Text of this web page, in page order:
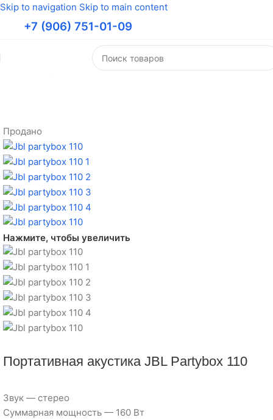
Skip to navigation Skip to main content
+7 (906) 751-01-09
Портативные колонки/Колонки JBL
Продано
Нажмите, чтобы увеличить
Портативная акустика JBL Partybox 110
Звук — стерео
Суммарная мощность — 160 Вт